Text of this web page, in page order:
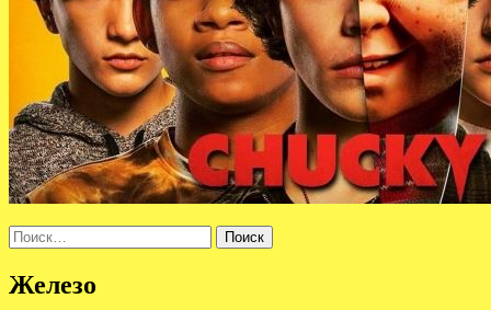
Найти:
Железо